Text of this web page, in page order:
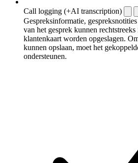
Call logging (+AI transcription)
Gespreksinformatie,
van het gesprek kunnen
klantenkaart worden opgeslagen.
kunnen opslaan, moet het
ondersteunen.